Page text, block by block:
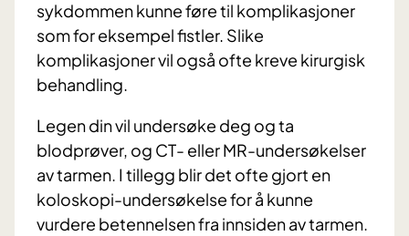
sykdommen kunne føre til komplikasjoner
som for eksempel fistler. Slike
komplikasjoner vil også ofte kreve kirurgisk
behandling.
Legen din vil undersøke deg og ta
blodprøver, og CT- eller MR-undersøkelser
av tarmen. I tillegg blir det ofte gjort en
koloskopi-undersøkelse for å kunne
vurdere betennelsen fra innsiden av tarmen.